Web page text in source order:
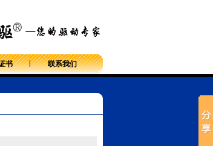
书 联系我们